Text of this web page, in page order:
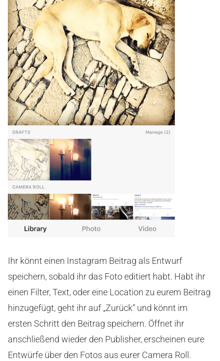
Ihr könnt einen Instagram Beitrag als Entwurf
speichern, sobald ihr das Foto editiert habt. Habt ihr
einen Filter, Text, oder eine Location zu eurem Beitrag
hinzugefügt, geht ihr auf „Zurück“ und könnt im
ersten Schritt den Beitrag speichern. Öffnet ihr
anschließend wieder den Publisher, erscheinen eure
Entwürfe über den Fotos aus eurer Camera Roll.